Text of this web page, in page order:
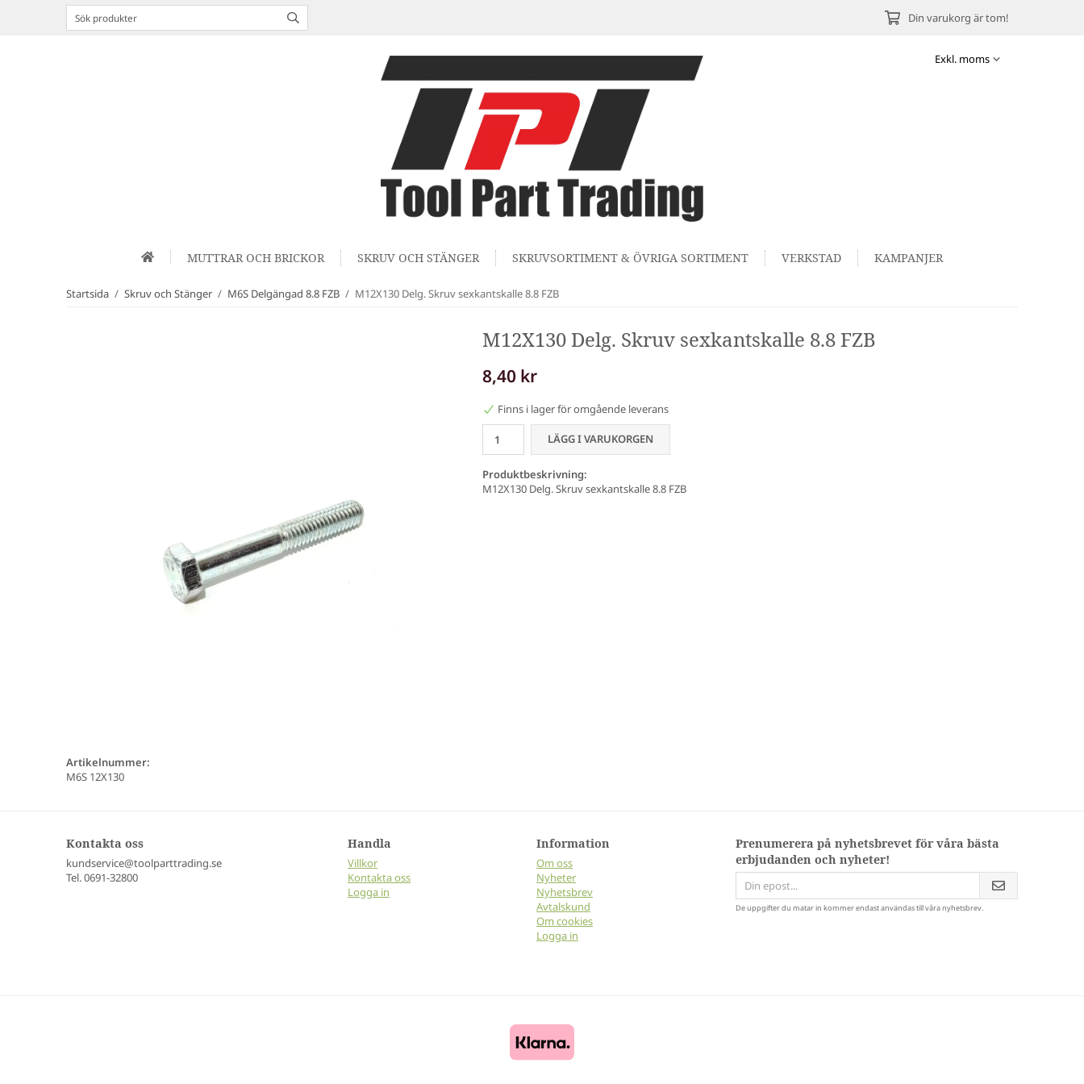
Din varukorg är tom!
MUTTRAR OCH BRICKOR SKRUV OCH STÄNGER SKRUVSORTIMENT & ÖVRIGA SORTIMENT VERKSTAD KAMPANJER
Startsida / Skruv och Stänger / M6S Delgängad 8.8 FZB / M12X130 Delg. Skruv sexkantskalle 8.8 FZB
M12X130 Delg. Skruv sexkantskalle 8.8 FZB
8,40 kr
Finns i lager för omgående leverans
LÄGG I VARUKORGEN
Produktbeskrivning:
M12X130 Delg. Skruv sexkantskalle 8.8 FZB
Artikelnummer:
M6S 12X130
Kontakta oss
kundservice@toolparttrading.se
Tel. 0691-32800
Handla
Villkor
Kontakta oss
Logga in
Information
Om oss
Nyheter
Nyhetsbrev
Avtalskund
Om cookies
Logga in
Prenumerera på nyhetsbrevet för våra bästa
erbjudanden och nyheter!
De uppgifter du matar in kommer endast användas till våra nyhetsbrev.